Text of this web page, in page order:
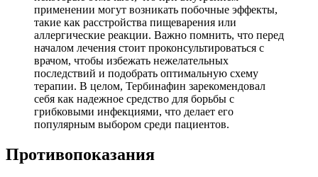
применении могут возникать побочные эффекты,
такие как расстройства пищеварения или
аллергические реакции. Важно помнить, что перед
началом лечения стоит проконсультироваться с
врачом, чтобы избежать нежелательных
последствий и подобрать оптимальную схему
терапии. В целом, Тербинафин зарекомендовал
себя как надежное средство для борьбы с
грибковыми инфекциями, что делает его
популярным выбором среди пациентов.
Противопоказания